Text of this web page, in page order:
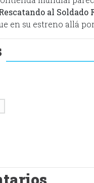
al Soldado
en su estreno allá por